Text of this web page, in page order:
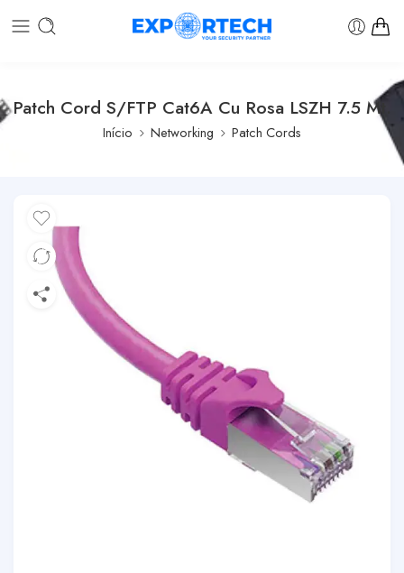
Patch Cord S/FTP Cat6A Cu Rosa LSZH 7.5 Mt.
Início Networking Patch Cords